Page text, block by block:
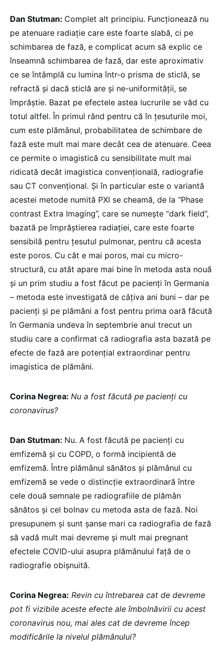
Dan Stutman: Complet alt principiu. Funcționează nu
pe atenuare radiație care este foarte slabă, ci pe
schimbarea de fază, e complicat acum să explic ce
înseamnă schimbarea de fază, dar este aproximativ
ce se întâmplă cu lumina într-o prisma de sticlă, se
refractă și dacă sticlă are și ne-uniformității, se
împrăștie. Bazat pe efectele astea lucrurile se văd cu
totul altfel. În primul rând pentru că în țesuturile moi,
cum este plămânul, probabilitatea de schimbare de
fază este mult mai mare decât cea de atenuare. Ceea
ce permite o imagistică cu sensibilitate mult mai
ridicată decât imagistica convențională, radiografie
sau CT convențional. Și în particular este o variantă
acestei metode numită PXI se cheamă, de la “Phase
contrast Extra Imaging”, care se numește “dark field”,
bazată pe împrăștierea radiației, care este foarte
sensibilă pentru țesutul pulmonar, pentru că acesta
este poros. Cu cât e mai poros, mai cu micro-
structură, cu atât apare mai bine în metoda asta nouă
și un prim studiu a fost făcut pe pacienți în Germania
– metoda este investigată de câțiva ani buni – dar pe
pacienți și pe plămâni a fost pentru prima oară făcută
în Germania undeva în septembrie anul trecut un
studiu care a confirmat că radiografia asta bazată pe
efecte de fază are potențial extraordinar pentru
imagistica de plămâni.
Corina Negrea: Nu a fost făcută pe pacienți cu
coronavirus?
Dan Stutman: Nu. A fost făcută pe pacienți cu
emfizemă și cu COPD, o formă incipientă de
emfizemă. Între plămânul sănătos și plămânul cu
emfizemă se vede o distincție extraordinară între
cele două semnale pe radiografiile de plămân
sănătos și cel bolnav cu metoda asta de fază. Noi
presupunem şi sunt șanse mari ca radiografia de fază
să vadă mult mai devreme și mult mai pregnant
efectele COVID-ului asupra plămânului față de o
radiografie obișnuită.
Corina Negrea: Revin cu întrebarea cat de devreme
pot fi vizibile aceste efecte ale îmbolnăvirii cu acest
coronavirus nou, mai ales cat de devreme încep
modificările la nivelul plămânului?